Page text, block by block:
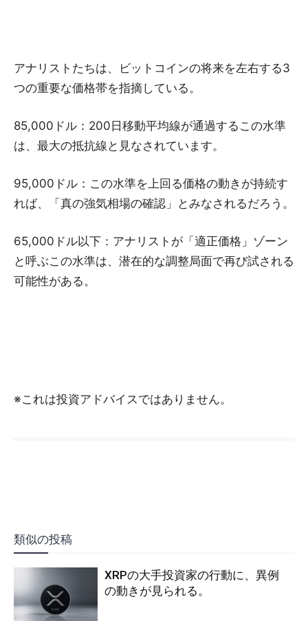
アナリストたちは、ビットコインの将来を左右する3
つの重要な価格帯を指摘している。
85,000ドル：200日移動平均線が通過するこの水準
は、最大の抵抗線と見なされています。
95,000ドル：この水準を上回る価格の動きが持続す
れば、「真の強気相場の確認」とみなされるだろう。
65,000ドル以下：アナリストが「適正価格」ゾーン
と呼ぶこの水準は、潜在的な調整局面で再び試される
可能性がある。
※これは投資アドバイスではありません。
類似の投稿
XRPの大手投資家の行動に、異例
の動きが見られる。